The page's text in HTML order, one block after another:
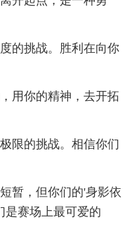
的挑战。胜利在向你
用你的精神，去开拓
限的挑战。相信你们
暂，但你们的'身影依
是赛场上最可爱的